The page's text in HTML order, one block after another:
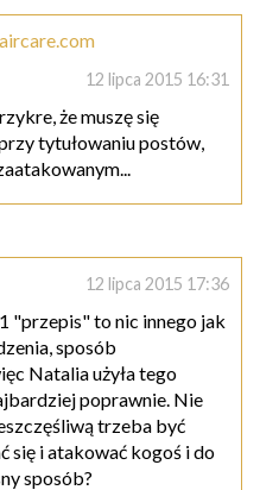
12 lipca 2015 16:31
że muszę się
tytułowaniu postów,
12 lipca 2015 17:36
"przepis" to nic innego jak
sposób
Natalia użyła tego
poprawnie. Nie
trzeba być
się i atakować kogoś i do
sposób?